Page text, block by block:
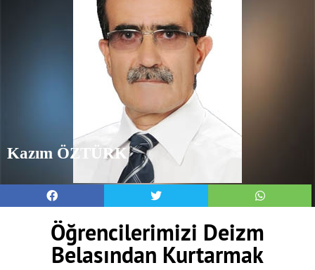
Kazım ÖZTÜRK
Öğrencilerimizi Deizm
Belasından Kurtarmak